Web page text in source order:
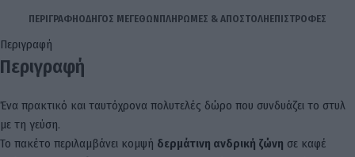
ΠΕΡΙΓΡΑΦΉΟΔΗΓΌΣ ΜΕΓΕΘΏΝΠΛΗΡΩΜΈΣ & ΑΠΟΣΤΟΛΉΕΠΙΣΤΡΟΦΈΣ
Περιγραφή
Περιγραφή
Ένα πρακτικό και ταυτόχρονα πολυτελές δώρο που συνδυάζει το στυλ
με τη γεύση.
Το πακέτο περιλαμβάνει κομψή δερμάτινη ανδρική ζώνη σε καφέ